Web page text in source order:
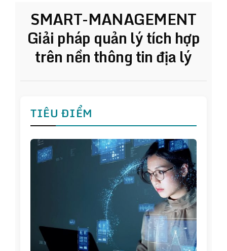
SMART-MANAGEMENT
Giải pháp quản lý tích hợp
trên nền thông tin địa lý
TIÊU ĐIỂM